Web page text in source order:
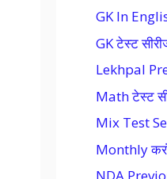
GK In
GK टेस्ट
Lekhpal
Math टेस्ट
Mix Test
Monthly